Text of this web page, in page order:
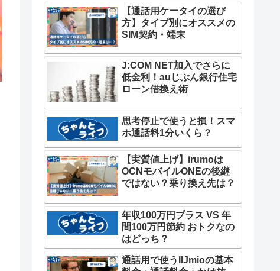
【通話用ケータイの選び
方】タイプ別にオススメの
SIM契約・端末
J:COM NET加入でさらに
低金利！auじぶん銀行住宅
ローン借換え術
思考停止で使うと損！スマ
ホ通話料1分いくら？
【実質値上げ】irumoは
OCNモバイルONEの後継
ではない？乗り換え先は？
年収100万円プラス VS 年
間100万円節約 おトクなの
はどっち？
通話用で使うIIJmioの基本